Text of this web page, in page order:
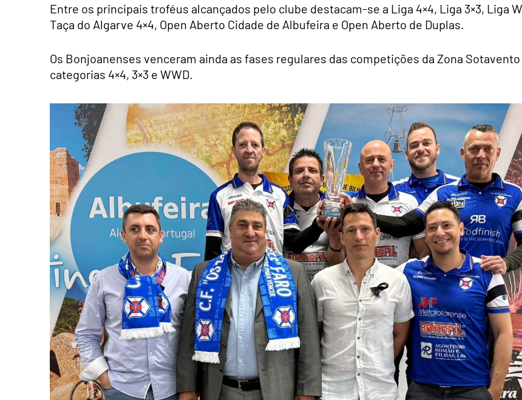
Entre os principais troféus alcançados pelo clube destacam-se a Liga 4×4, Liga 3×3, Liga
Taça do Algarve 4×4, Open Aberto Cidade de Albufeira e Open Aberto de Duplas.
Os Bonjoanenses venceram ainda as fases regulares das competições da Zona Sotavento
categorias 4×4, 3×3 e WWD.